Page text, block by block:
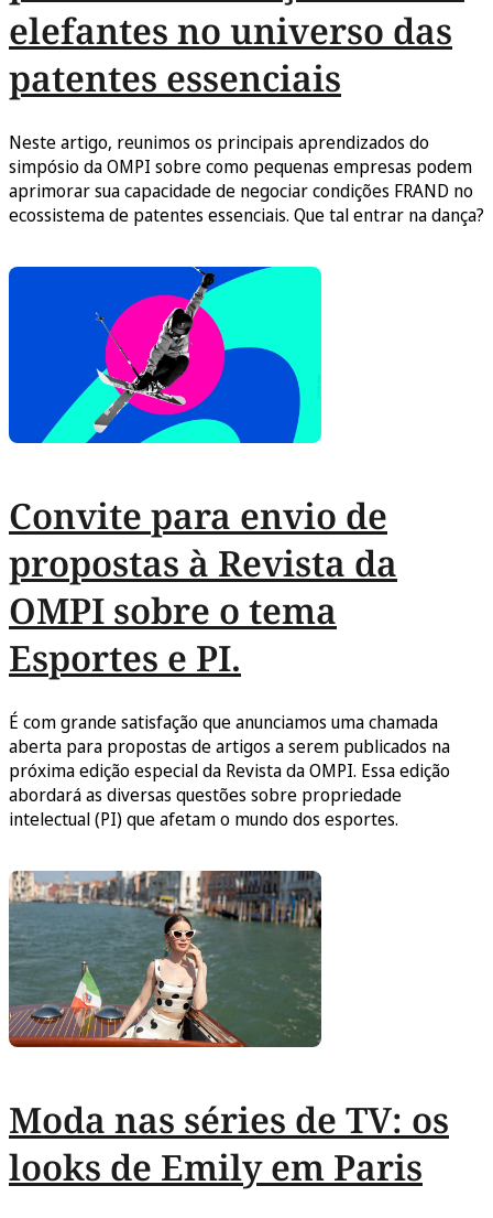
elefantes no universo das
patentes essenciais
Neste artigo, reunimos os principais aprendizados do
simpósio da OMPI sobre como pequenas empresas podem
aprimorar sua capacidade de negociar condições FRAND no
ecossistema de patentes essenciais. Que tal entrar na dança?
Convite para envio de
propostas à Revista da
OMPI sobre o tema
Esportes e PI.
É com grande satisfação que anunciamos uma chamada
aberta para propostas de artigos a serem publicados na
próxima edição especial da Revista da OMPI. Essa edição
abordará as diversas questões sobre propriedade
intelectual (PI) que afetam o mundo dos esportes.
Moda nas séries de TV: os
looks de Emily em Paris